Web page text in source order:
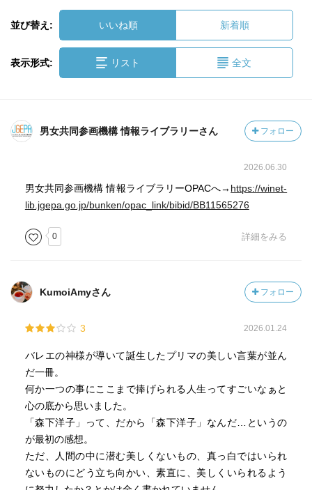
並び替え: いいね順 新着順
表示形式: リスト 全文
男女共同参画機構 情報ライブラリーさん フォロー
2026.06.30
男女共同参画機構 情報ライブラリーOPACへ→ https://winet-
lib.jgepa.go.jp/bunken/opac_link/bibid/BB11565276
0 詳細をみる
KumoiAmyさん フォロー
3 2026.01.24
バレエの神様が導いて誕生したプリマの美しい言葉が並ん
だ一冊。
何か一つの事にここまで捧げられる人生ってすごいなぁと
心の底から思いました。
「森下洋子」って、だから「森下洋子」なんだ…というの
が最初の感想。
ただ、人間の中に潜む美しくないもの、真っ白ではいられ
ないものにどう立ち向かい、素直に、美しくいられるよう